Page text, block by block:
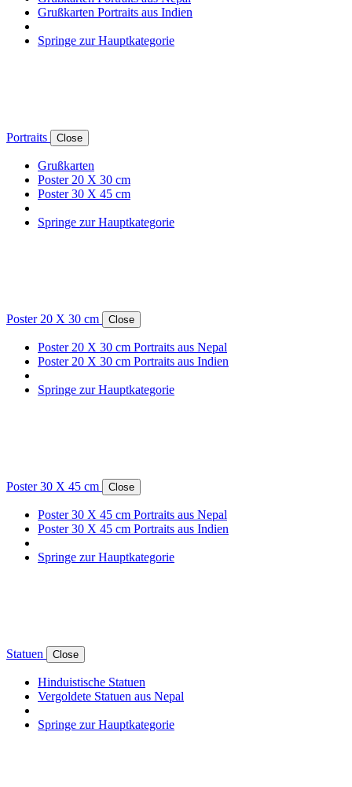
Grußkarten Portraits aus Indien
Springe zur Hauptkategorie
Portraits Close
Grußkarten
Poster 20 X 30 cm
Poster 30 X 45 cm
Springe zur Hauptkategorie
Poster 20 X 30 cm Close
Poster 20 X 30 cm Portraits aus Nepal
Poster 20 X 30 cm Portraits aus Indien
Springe zur Hauptkategorie
Poster 30 X 45 cm Close
Poster 30 X 45 cm Portraits aus Nepal
Poster 30 X 45 cm Portraits aus Indien
Springe zur Hauptkategorie
Statuen Close
Hinduistische Statuen
Vergoldete Statuen aus Nepal
Springe zur Hauptkategorie